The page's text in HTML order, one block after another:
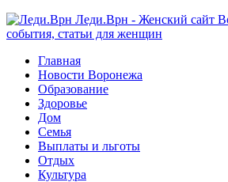
Леди.Врн - Женский сайт
события, статьи для женщин
Главная
Новости Воронежа
Образование
Здоровье
Дом
Семья
Выплаты и льготы
Отдых
Культура